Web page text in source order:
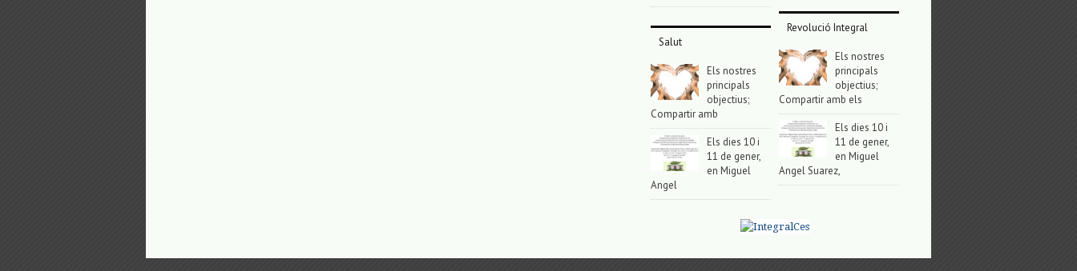
Salut
Els nostres
principals
objectius;
Compartir amb
Els dies 10 i
11 de gener,
en Miguel
Angel
Revolució Integral
Els nostres
principals
objectius;
Compartir amb els
Els dies 10 i
11 de gener,
en Miguel
Angel Suarez,